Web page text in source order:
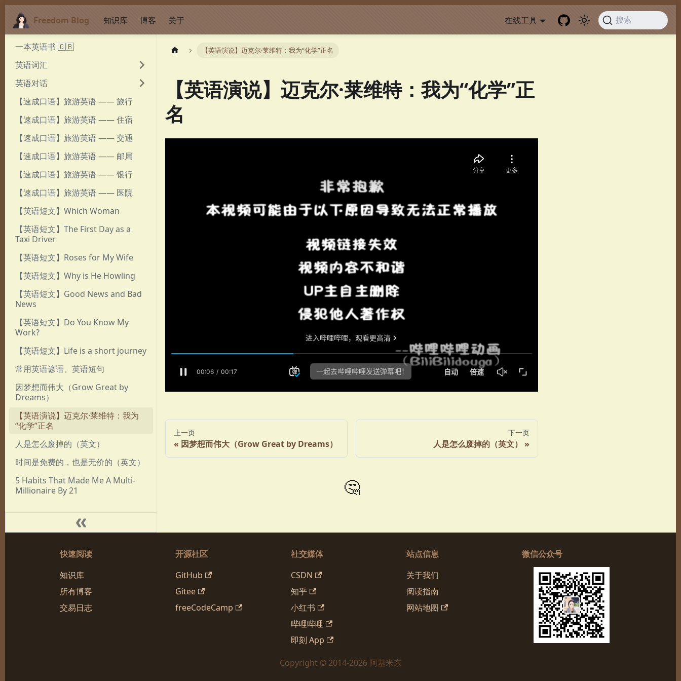
Freedom Blog 知识库 博客 关于 在线工具 搜索
一本英语书 🇬🇧
英语词汇
英语对话
【速成口语】旅游英语 —— 旅行
【速成口语】旅游英语 —— 住宿
【速成口语】旅游英语 —— 交通
【速成口语】旅游英语 —— 邮局
【速成口语】旅游英语 —— 银行
【速成口语】旅游英语 —— 医院
【英语短文】Which Woman
【英语短文】The First Day as a
Taxi Driver
【英语短文】Roses for My Wife
【英语短文】Why is He Howling
【英语短文】Good News and Bad
News
【英语短文】Do You Know My
Work?
【英语短文】Life is a short journey
常用英语谚语、英语短句
因梦想而伟大（Grow Great by
Dreams）
【英语演说】迈克尔·莱维特：我为
“化学”正名
人是怎么废掉的（英文）
时间是免费的，也是无价的（英文）
5 Habits That Made Me A Multi-
Millionaire By 21
【英语演说】迈克尔·莱维特：我为“化学”正名
【英语演说】迈克尔·莱维特：我为“化学”正
名
上一页
因梦想而伟大（Grow Great by Dreams）
下一页
人是怎么废掉的（英文）
🤔
快速阅读
知识库
所有博客
交易日志
开源社区
GitHub
Gitee
freeCodeCamp
社交媒体
CSDN
知乎
小红书
哔哩哔哩
即刻 App
站点信息
关于我们
阅读指南
网站地图
微信公众号
Copyright © 2014-2026 阿基米东